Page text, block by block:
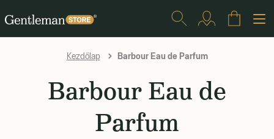
Kezdőlap Barbour Eau de Parfum
Barbour Eau de
Parfum